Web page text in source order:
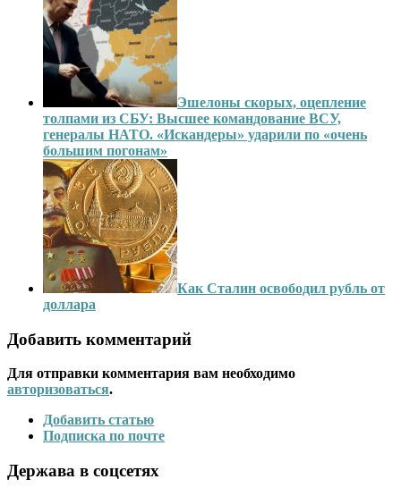
Эшелоны скорых, оцепление
толпами из СБУ: Высшее командование ВСУ,
генералы НАТО. «Искандеры» ударили по «очень
большим погонам»
Как Сталин освободил рубль от
доллара
Добавить комментарий
Для отправки комментария вам необходимо
авторизоваться.
Добавить статью
Подписка по почте
Держава в соцсетях